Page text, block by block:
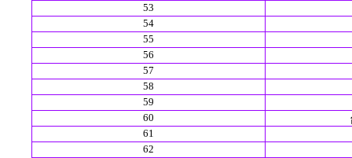
53
54
55
56
57
58
59
60
61
62